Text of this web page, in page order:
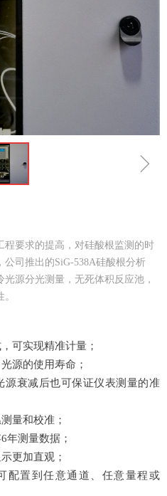
ꁇ
程要求的提高，对硅酸根监测的时
司推出的SiG-538A硅酸根分析
源分光测量，无死体积反应池，
可实现精准计量；
源的使用寿命；
源衰减后也可保证仪表测量的准
量和校准；
6年测量数据；
更加直观；
配置到任意通道、任意量程或